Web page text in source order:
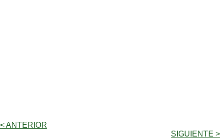
< ANTERIOR
SIGUIENTE >